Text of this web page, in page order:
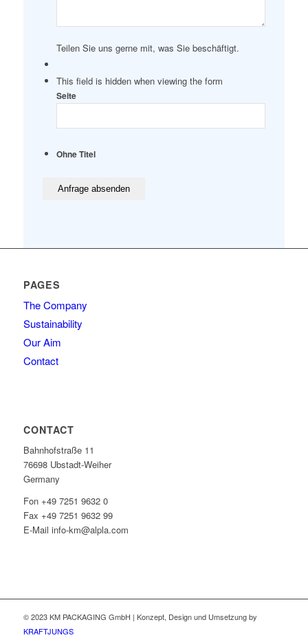
Teilen Sie uns gerne mit, was Sie beschäftigt.
This field is hidden when viewing the form
Seite
Ohne Titel
PAGES
The Company
Sustainability
Our Aim
Contact
CONTACT
Bahnhofstraße 11
76698 Ubstadt-Weiher
Germany
Fon +49 7251 9632 0
Fax +49 7251 9632 99
E-Mail info-km@alpla.com
© 2023 KM PACKAGING GmbH | Konzept, Design und Umsetzung by
KRAFTJUNGS